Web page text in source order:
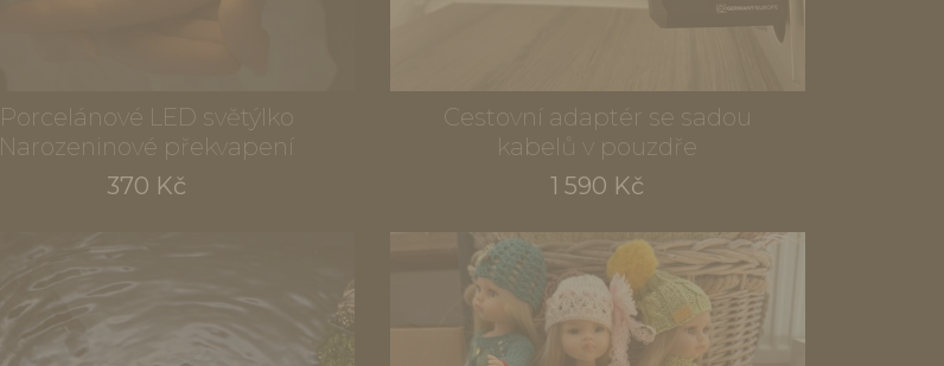
Porcelánové LED světýlko
Narozeninové překvapení
370 Kč
Cestovní adaptér se sadou
kabelů v pouzdře
1 590 Kč